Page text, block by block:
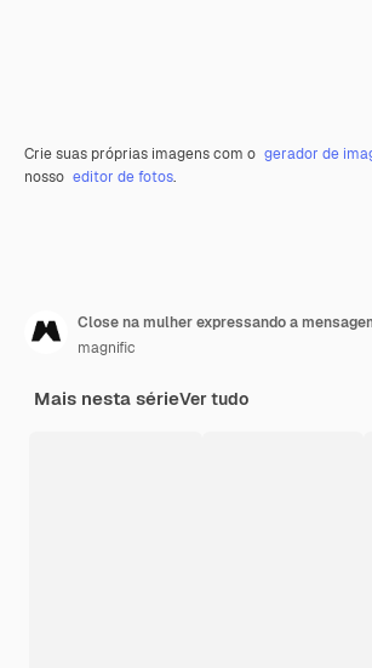
Crie suas próprias imagens com o gerador de
nosso editor de fotos.
Close na mulher expressando a
magnific
Mais nesta sérieVer tudo